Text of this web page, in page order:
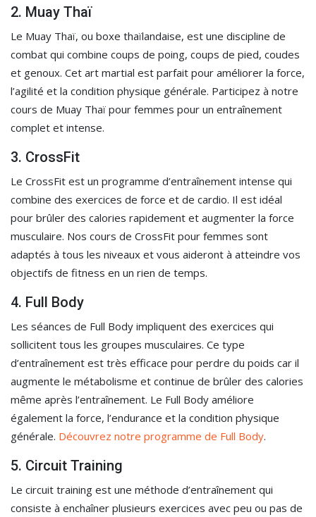
2. Muay Thaï
Le Muay Thaï, ou boxe thaïlandaise, est une discipline de
combat qui combine coups de poing, coups de pied, coudes
et genoux. Cet art martial est parfait pour améliorer la force,
l’agilité et la condition physique générale. Participez à notre
cours de Muay Thaï pour femmes pour un entraînement
complet et intense.
3. CrossFit
Le CrossFit est un programme d’entraînement intense qui
combine des exercices de force et de cardio. Il est idéal
pour brûler des calories rapidement et augmenter la force
musculaire. Nos cours de CrossFit pour femmes sont
adaptés à tous les niveaux et vous aideront à atteindre vos
objectifs de fitness en un rien de temps.
4. Full Body
Les séances de Full Body impliquent des exercices qui
sollicitent tous les groupes musculaires. Ce type
d’entraînement est très efficace pour perdre du poids car il
augmente le métabolisme et continue de brûler des calories
même après l’entraînement. Le Full Body améliore
également la force, l’endurance et la condition physique
générale. Découvrez notre programme de Full Body.
5. Circuit Training
Le circuit training est une méthode d’entraînement qui
consiste à enchaîner plusieurs exercices avec peu ou pas de